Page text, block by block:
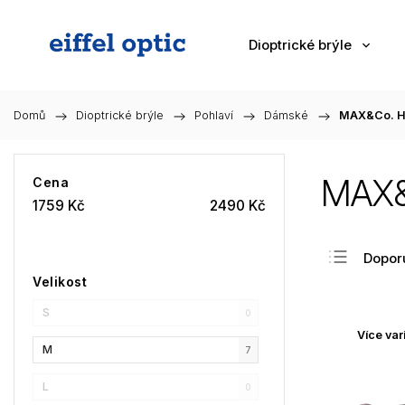
Dioptrické brýle
Domů / Dioptrické brýle / Pohlaví / Dámské / MAX&Co.
Cena
1759 Kč 2490 Kč
Velikost
S 0
M 7
L 0
Více